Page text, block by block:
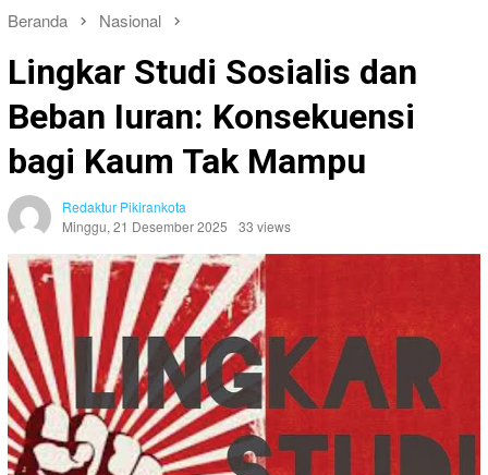
Beranda Nasional
Lingkar Studi Sosialis dan
Beban Iuran: Konsekuensi
bagi Kaum Tak Mampu
Redaktur Pikirankota
Minggu, 21 Desember 2025
33 views